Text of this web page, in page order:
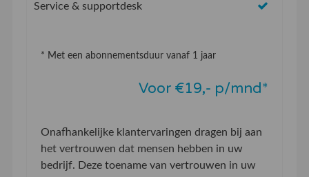
Service & supportdesk
* Met een abonnementsduur vanaf 1 jaar
Voor €19,- p/mnd*
Onafhankelijke klantervaringen dragen bij aan
het vertrouwen dat mensen hebben in uw
bedrijf. Deze toename van vertrouwen in uw